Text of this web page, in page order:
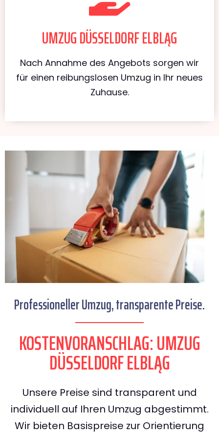
UMZUG DÜSSELDORF ELBLĄG
Nach Annahme des Angebots sorgen wir
für einen reibungslosen Umzug in Ihr neues
Zuhause.
Professioneller Umzug, transparente Preise.
KOSTENVORANSCHLAG: UMZUG
DÜSSELDORF ELBLĄG
Unsere Preise sind transparent und
individuell auf Ihren Umzug abgestimmt.
Wir bieten Basispreise zur Orientierung